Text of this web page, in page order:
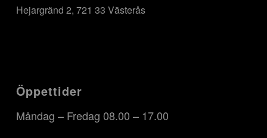
Hejargränd 2, 721 33 Västerås
Öppettider
Måndag – Fredag 08.00 – 17.00